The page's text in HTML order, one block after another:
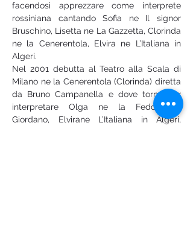
facendosi apprezzare come interprete
rossiniana cantando Sofia ne Il signor
Bruschino, Lisetta ne La Gazzetta, Clorinda
ne la Cenerentola, Elvira ne L’Italiana in
Algeri.
Nel 2001 debutta al Teatro alla Scala di
Milano ne la Cenerentola (Clorinda) diretta
da Bruno Campanella e dove torna per
interpretare Olga ne la Fedora di
Giordano, Elvirane L’Italiana in Algeri,